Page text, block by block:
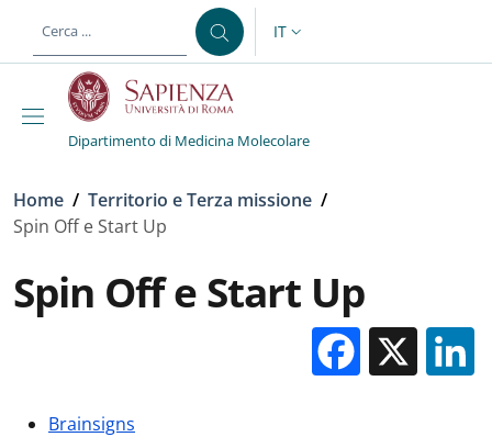
al contenuto principale
SELETTORE LINGUA:
IT
Dipartimento di Medicina Molecolare
Briciole di pane
Home / Territorio e Terza missione /
Spin Off e Start Up
Spin Off e Start Up
X
Brainsigns